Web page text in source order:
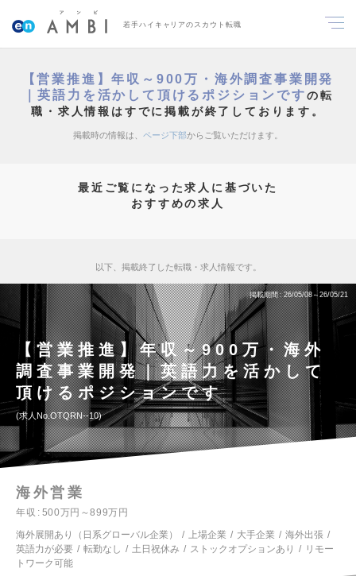
若手ハイキャリアのスカウト転職
【営業推進】年収～900万・海外調査事業開発
｜英語力を活かして頂けるポジションですの転
職・求人情報はすでに掲載が終了しております。
掲載時の情報は、 ページ下部からご覧いただけます。
最近ご覧になった求人に基づいた
おすすめの求人
以下、掲載終了した転職・求人情報です。
掲載期間 26/05/08～26/05/21
【営業推進】年収～900万・海外
調査事業開発｜英語力を活かして
頂けるポジションです
求人No.OTQRN--10
海外営業
年収
500万円～899万円
海外展開あり（日系グローバル企業）
上場企業 大手企業
海外出張
英語力が必要
転勤なし 土日祝休み ストックオプションあり
リモー
トワーク可能